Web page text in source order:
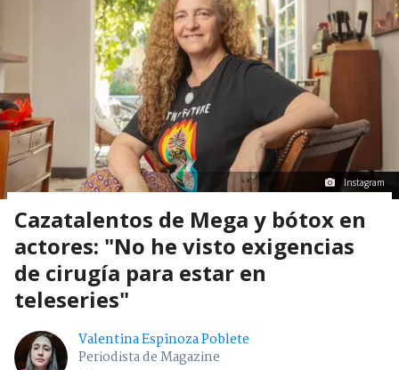
Instagram
Cazatalentos de Mega y bótox en
actores: "No he visto exigencias
de cirugía para estar en
teleseries"
Valentina Espinoza Poblete
Periodista de Magazine